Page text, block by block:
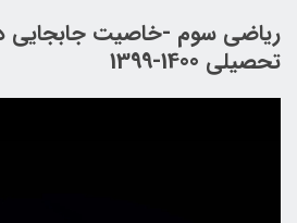
ریاضی سوم -خاصیت
تحصیلی 1400-1399